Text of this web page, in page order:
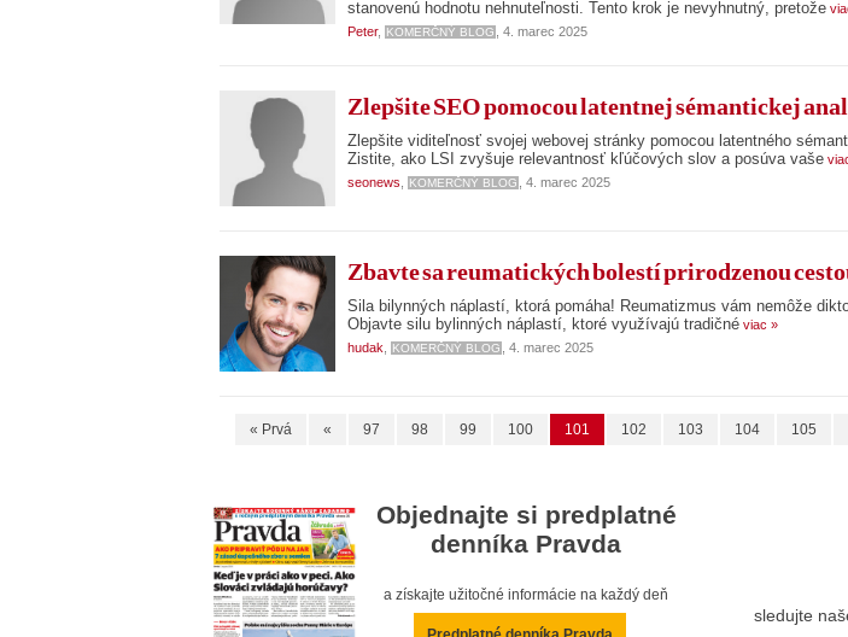
stanovenú hodnotu nehnuteľnosti. Tento krok je nevyhnutný, pretože
Peter, KOMERČNÝ BLOG , 4. marec 2025
Zlepšite SEO pomocou latentnej sémantickej
Zlepšite viditeľnosť svojej webovej stránky pomocou latentného
Zistite, ako LSI zvyšuje relevantnosť kľúčových slov a posúva vaše
seonews
KOMERČNÝ BLOG , 4. marec 2025
Zbavte sa reumatických bolestí prirodzenou
Sila bilynných náplastí, ktorá pomáha! Reumatizmus vám nemôže
Objavte silu bylinných náplastí, ktoré využívajú tradičné viac »
hudak
KOMERČNÝ BLOG , 4. marec 2025
« Prvá « 97 98 99 100 101 102 103 104 105
Objednajte si predplatné
denníka Pravda
a získajte užitočné informácie na každý deň
sledujte